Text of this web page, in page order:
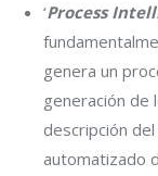
‘Process
genera un
generación de
descripción
automatizado